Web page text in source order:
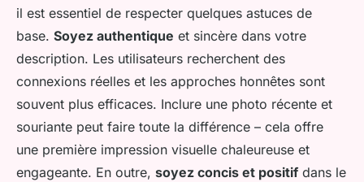
il est essentiel de respecter quelques astuces de
base. Soyez authentique et sincère dans votre
description. Les utilisateurs recherchent des
connexions réelles et les approches honnêtes sont
souvent plus efficaces. Inclure une photo récente et
souriante peut faire toute la différence – cela offre
une première impression visuelle chaleureuse et
engageante. En outre, soyez concis et positif dans le